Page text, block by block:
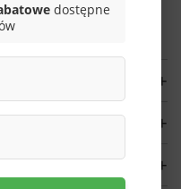
zamówieniu od70,00 zł
dostępne